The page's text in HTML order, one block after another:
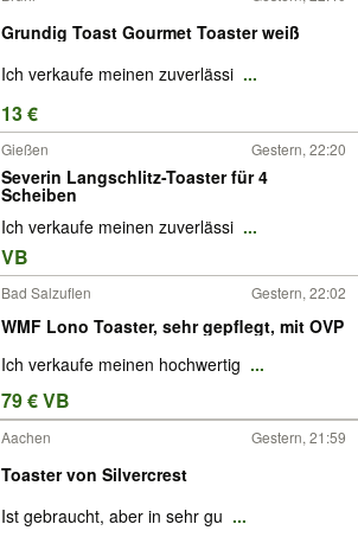
Grundig Toast Gourmet Toaster weiß
Ich verkaufe meinen zuverlässi ...
13 €
Gießen Gestern, 22:20
Severin Langschlitz-Toaster für 4
Scheiben
Ich verkaufe meinen zuverlässi ...
VB
Bad Salzuflen Gestern, 22:02
WMF Lono Toaster, sehr gepflegt, mit OVP
Ich verkaufe meinen hochwertig ...
79 € VB
Aachen Gestern, 21:59
Toaster von Silvercrest
Ist gebraucht, aber in sehr gu ...